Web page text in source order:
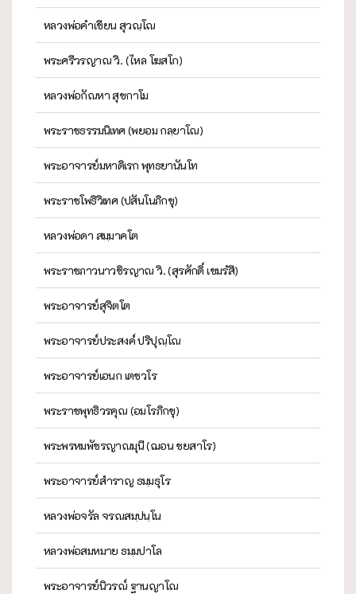
หลวงพ่อคำเขียน สุวณฺโณ
พระศรีวรญาณ วิ. (ไหล โฆสโก)
หลวงพ่อกัณหา สุขกาโม
พระราชธรรมนิเทศ (พยอม กลฺยาโณ)
พระอาจารย์มหาดิเรก พุทธยานันโท
พระราชโพธิวิเทศ (ปสันโนภิกขุ)
หลวงพ่อดา สมฺมาคโต
พระราชภาวนาวชิรญาณ วิ. (สุรศักดิ์ เขมรํสี)
พระอาจารย์สุจิตโต
พระอาจารย์ประสงค์ ปริปุณฺโณ
พระอาจารย์เอนก เตชวโร
พระราชพุทธิวรคุณ (อมโรภิกขุ)
พระพรหมพัชรญาณมุนี (ฌอน ชยสาโร)
พระอาจารย์สำราญ ธมฺมธุโร
หลวงพ่อจรัล จรณสมฺปนฺโน
หลวงพ่อสมหมาย ธมฺมปาโล
พระอาจารย์นิวรณ์ ฐานญาโณ